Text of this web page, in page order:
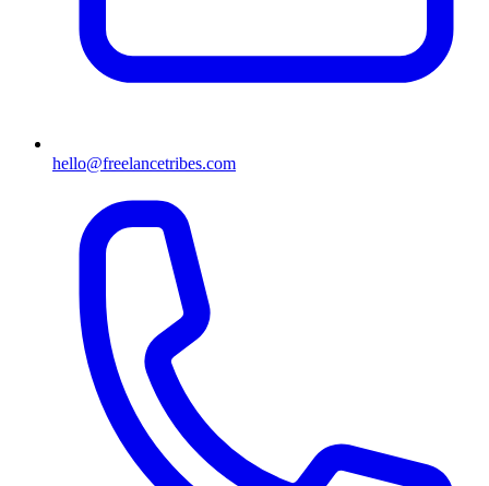
hello@freelancetribes.com